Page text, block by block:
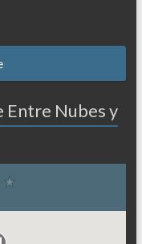
Entre Nubes y